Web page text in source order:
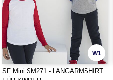
W1
SF Mini SM271 - LANGARMSHIRT